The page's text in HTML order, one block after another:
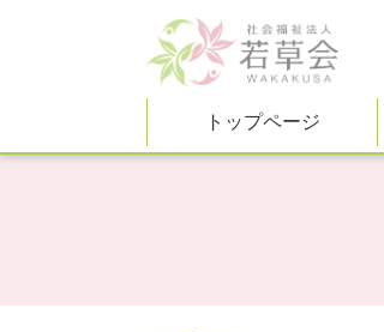
トップページ